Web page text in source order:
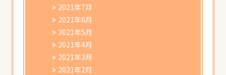
2021年7月
2021年6月
2021年5月
2021年4月
2021年3月
2021年2月